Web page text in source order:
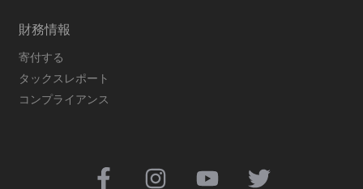
財務情報
寄付する
タックスレポート
コンプライアンス